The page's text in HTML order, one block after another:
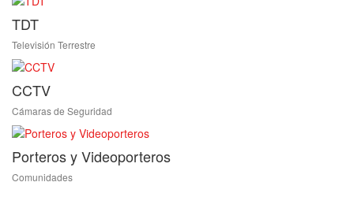
TDT
Televisión Terrestre
CCTV
Cámaras de Seguridad
Porteros y Videoporteros
Comunidades